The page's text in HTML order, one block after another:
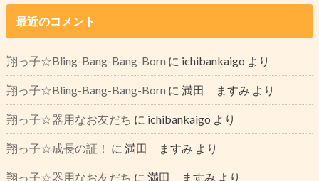
最近のコメント
翔っ子☆Bling-Bang-Bang-Born に ichibankaigo より
翔っ子☆Bling-Bang-Bang-Born に 満田 ますみ より
翔っ子☆器用なお友だち に ichibankaigo より
翔っ子☆成長の証！ に 満田 ますみ より
翔っ子☆器用なお友だち に 満田 ますみ より